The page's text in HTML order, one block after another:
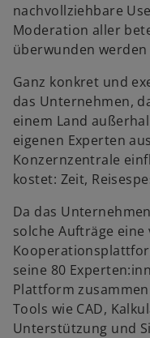
nachvollziehbare
Moderation aller
überwunden
Ganz konkret und
das Unternehmen,
einem Land
eigenen Experten
Konzernzentrale
kostet: Zeit,
Da das
solche Aufträge eine
seine 80
Plattform
Tools wie CAD,
Unterstützung und